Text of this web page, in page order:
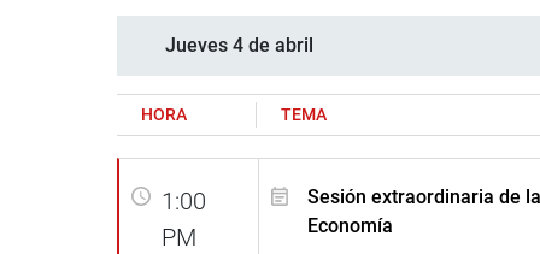
Jueves 4 de abril
HORA TEMA
1:00
PM
Sesión extraordinaria de
Economía